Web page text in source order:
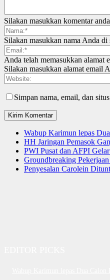
Silakan masukkan komentar
Silakan masukkan nama Anda di
Anda telah memasukkan alamat
Silakan masukkan alamat email
Simpan nama, email, dan
Wabup Karimun lepas
HH Jaringan Pemasok
PWI Pusat dan AFPI
Groundbreaking
Penyesalan Carolein